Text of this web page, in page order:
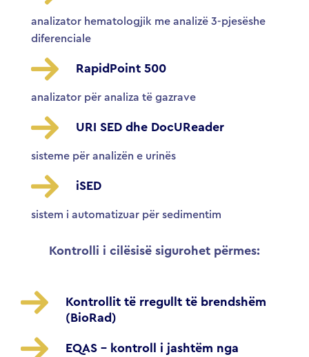
analizator hematologjik me analizë 3-pjesëshe
diferenciale
RapidPoint 500
analizator për analiza të gazrave
URI SED dhe DocUReader
sisteme për analizën e urinës
iSED
sistem i automatizuar për sedimentim
Kontrolli i cilësisë sigurohet përmes:
Kontrollit të rregullt të brendshëm
(BioRad)
EQAS – kontroll i jashtëm nga